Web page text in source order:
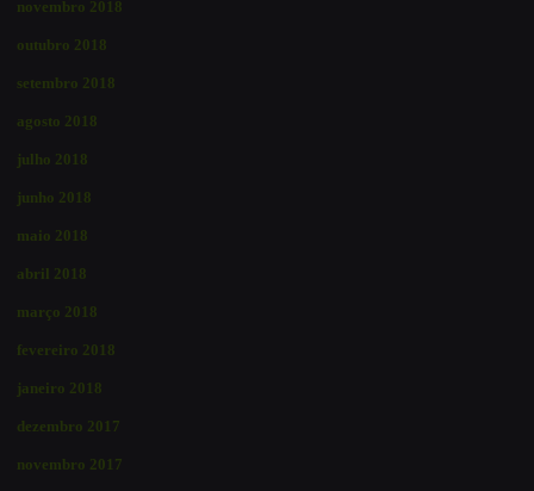
novembro 2018
outubro 2018
setembro 2018
agosto 2018
julho 2018
junho 2018
maio 2018
abril 2018
março 2018
fevereiro 2018
janeiro 2018
dezembro 2017
novembro 2017